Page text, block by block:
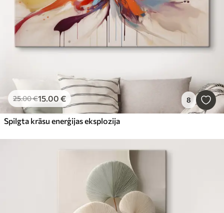
25.00€15.00 € 8
Spilgta krāsu enerģijas eksplozija